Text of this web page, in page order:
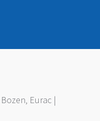
Eurac |